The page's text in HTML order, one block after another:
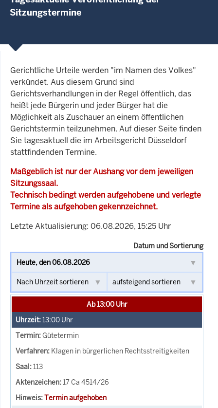
Sitzungstermine
Gerichtliche Urteile werden "im Namen des Volkes"
verkündet. Aus diesem Grund sind
Gerichtsverhandlungen in der Regel öffentlich, das
heißt jede Bürgerin und jeder Bürger hat die
Möglichkeit als Zuschauer an einem öffentlichen
Gerichtstermin teilzunehmen. Auf dieser Seite finden
Sie tagesaktuell die im Arbeitsgericht Düsseldorf
stattfindenden Termine.
Maßgeblich ist nur der Aushang vor dem jeweiligen
Sitzungssaal.
Technisch bedingt werden aufgehobene und verlegte
Termine als aufgehoben gekennzeichnet.
Letzte Aktualisierung: 06.08.2026, 15:25 Uhr
Datum und Sortierung
Ab 13:00 Uhr
13:00 Uhr
Gütetermin
Klagen in bürgerlichen Rechtsstreitigkeiten
113
17 Ca 4514/26
Termin aufgehoben